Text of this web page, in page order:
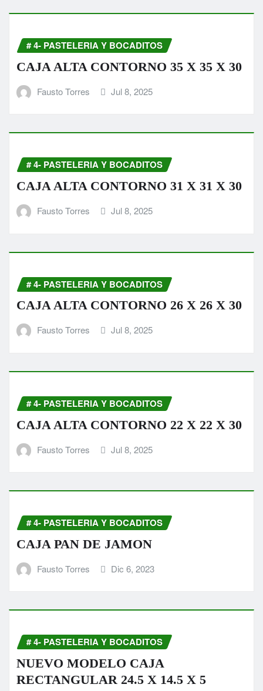
# 4- PASTELERIA Y BOCADITOS
CAJA ALTA CONTORNO 35 X 35 X 30
Fausto Torres Jul 8, 2025
# 4- PASTELERIA Y BOCADITOS
CAJA ALTA CONTORNO 31 X 31 X 30
Fausto Torres Jul 8, 2025
# 4- PASTELERIA Y BOCADITOS
CAJA ALTA CONTORNO 26 X 26 X 30
Fausto Torres Jul 8, 2025
# 4- PASTELERIA Y BOCADITOS
CAJA ALTA CONTORNO 22 X 22 X 30
Fausto Torres Jul 8, 2025
# 4- PASTELERIA Y BOCADITOS
CAJA PAN DE JAMON
Fausto Torres Dic 6, 2023
# 4- PASTELERIA Y BOCADITOS
NUEVO MODELO CAJA
RECTANGULAR 24.5 X 14.5 X 5